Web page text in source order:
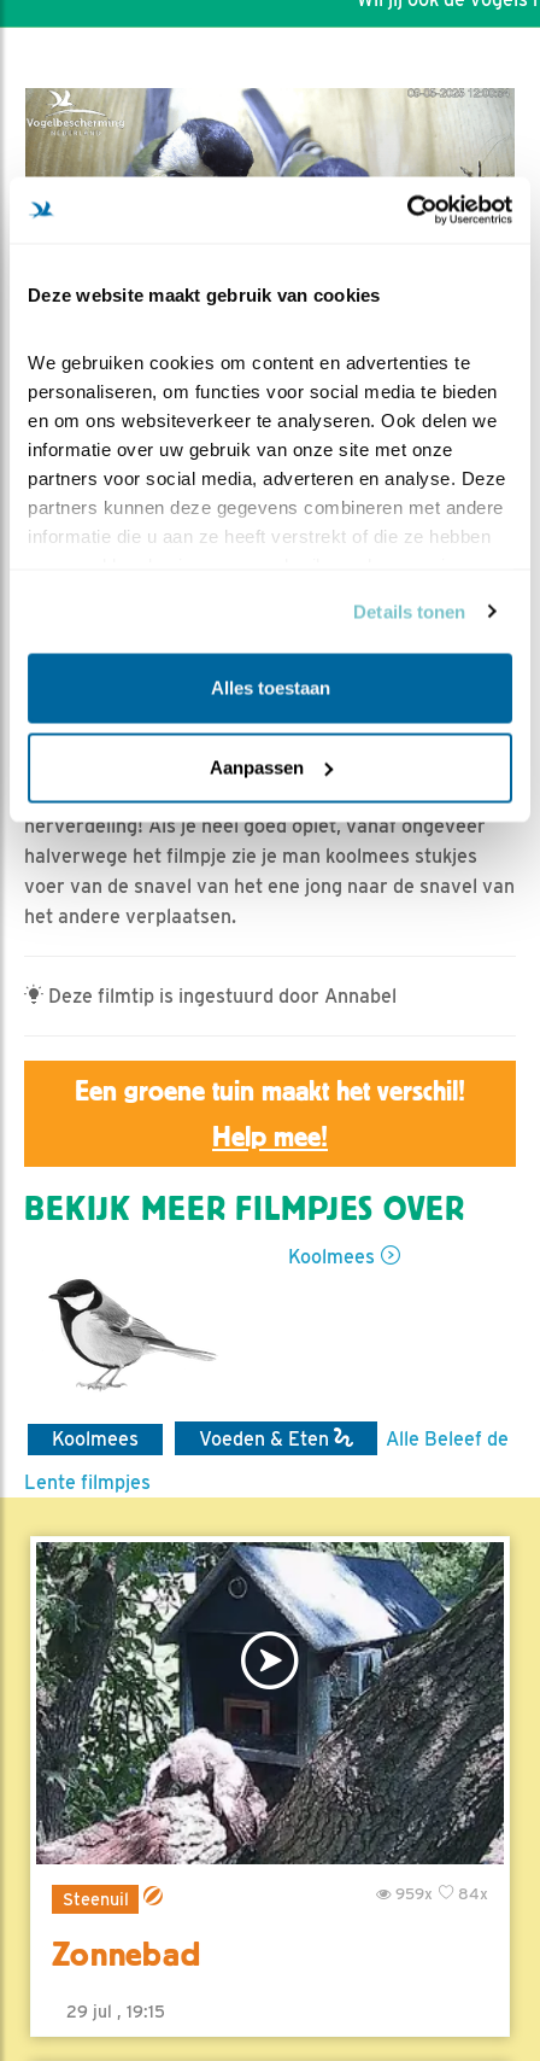
Deze website maakt gebruik van cookies
We gebruiken cookies om content en advertenties te
personaliseren, om functies voor social media te bieden
en om ons websiteverkeer te analyseren. Ook delen we
informatie over uw gebruik van onze site met onze
partners voor social media, adverteren en analyse. Deze
partners kunnen deze gegevens combineren met andere
informatie die u aan ze heeft verstrekt of die ze hebben
Details tonen
Alles toestaan
Aanpassen
Teamwork, en meer dan dat
Rebeka Kulcsar | Geplaatst op 9 mei 2025, 19:43 |
De ouders zijn druk in het weer met het voederen van
Af en toe komen ze beide tegelijkertijd in de nestkast
zien is, is dat de ouders niet zomaar een hapje in een
snaveltje stoppen. Nee, ze verdelen het eten zo eerlijk
mogelijk tussen de kuikens - en maken soms zelfs een
herverdeling! Als je heel goed oplet, vanaf ongeveer
halverwege het filmpje zie je man koolmees stukjes
voer van de snavel van het ene jong naar de snavel van
het andere verplaatsen.
Deze filmtip is ingestuurd door Annabel
Een groene tuin maakt het verschil!
Help mee!
BEKIJK MEER FILMPJES OVER
Koolmees
Koolmees Voeden & Eten
Alle Beleef de
Lente filmpjes
Steenuil 84x
959x
Zonnebad
29 jul , 19:15